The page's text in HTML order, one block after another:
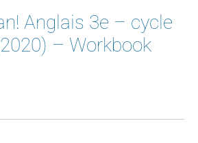
Anglais 3e – cycle
– Workbook